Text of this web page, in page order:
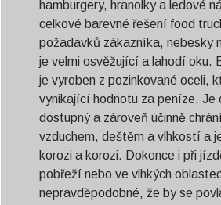
hamburgery, hranolky a ledové
celkové barevné řešení food
požadavků zákazníka, nebesky
je velmi osvěžující a lahodí oku.
je vyroben z pozinkované oceli,
vynikající hodnotu za peníze. Je
dostupný a zároveň účinně
vzduchem, deštěm a vlhkostí a
korozi a korozi. Dokonce i při
pobřeží nebo ve vlhkých
nepravděpodobné, že by se